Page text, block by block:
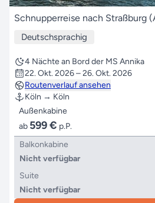
Schnupperreise nach Straßburg
Deutschsprachig
4 Nächte an Bord der MS Annika
22. Okt. 2026 – 26. Okt. 2026
Routenverlauf ansehen
Köln → Köln
Außenkabine
ab 599 € p.P.
Balkonkabine
Nicht verfügbar
Suite
Nicht verfügbar